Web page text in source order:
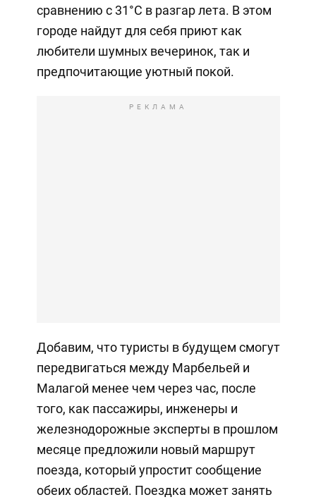
сравнению с 31°C в разгар лета. В этом
городе найдут для себя приют как
любители шумных вечеринок, так и
предпочитающие уютный покой.
РЕКЛАМА
Добавим, что туристы в будущем смогут
передвигаться между Марбельей и
Малагой менее чем через час, после
того, как пассажиры, инженеры и
железнодорожные эксперты в прошлом
месяце предложили новый маршрут
поезда, который упростит сообщение
обеих областей. Поездка может занять